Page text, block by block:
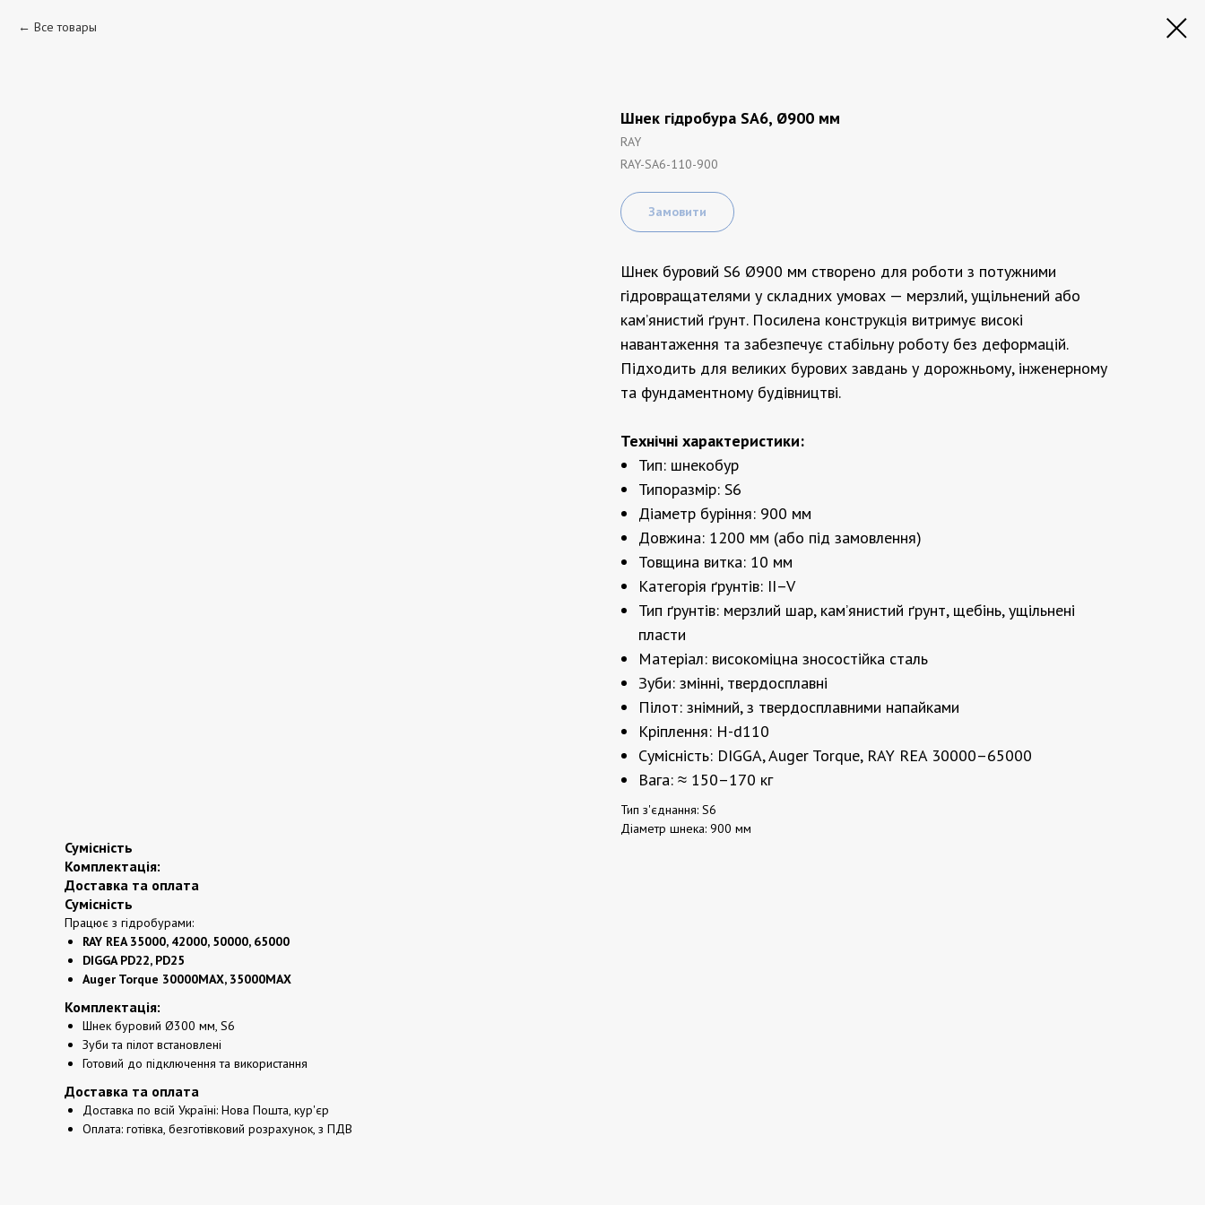
Все товары
Шнек гідробура SA6, Ø900 мм
RAY
RAY-SA6-110-900
Замовити
Шнек буровий S6 Ø900 мм створено для роботи з потужними
гідровращателями у складних умовах — мерзлий, ущільнений або
кам’янистий ґрунт. Посилена конструкція витримує високі
навантаження та забезпечує стабільну роботу без деформацій.
Підходить для великих бурових завдань у дорожньому, інженерному
та фундаментному будівництві.
Технічні характеристики:
Тип: шнекобур
Типоразмір: S6
Діаметр буріння: 900 мм
Довжина: 1200 мм (або під замовлення)
Товщина витка: 10 мм
Категорія ґрунтів: II–V
Тип ґрунтів: мерзлий шар, кам’янистий ґрунт, щебінь, ущільнені
пласти
Матеріал: високоміцна зносостійка сталь
Зуби: змінні, твердосплавні
Пілот: знімний, з твердосплавними напайками
Кріплення: H-d110
Сумісність: DIGGA, Auger Torque, RAY REA 30000–65000
Вага: ≈ 150–170 кг
Тип з'єднання: S6
Діаметр шнека: 900 мм
Сумісність
Комплектація:
Доставка та оплата
Сумісність
Працює з гідробурами:
RAY REA 35000, 42000, 50000, 65000
DIGGA PD22, PD25
Auger Torque 30000MAX, 35000MAX
Комплектація:
Шнек буровий Ø300 мм, S6
Зуби та пілот встановлені
Готовий до підключення та використання
Доставка та оплата
Доставка по всій Україні: Нова Пошта, кур'єр
Оплата: готівка, безготівковий розрахунок, з ПДВ